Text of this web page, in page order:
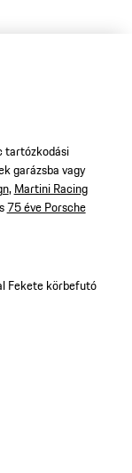
tartózkodási
garázsba vagy
,Martini Racing
75 éve Porsche
Fekete körbefutó